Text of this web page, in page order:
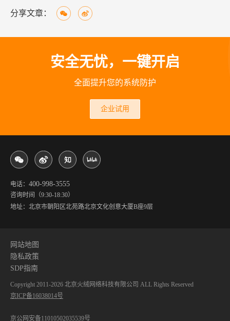
分享文章：
安全无忧，一键开启
全面提升您的系统防护
企业试用
电话： 400-998-3555
咨询时间（9:30-18:30）
地址：北京市朝阳区北苑路北京文化创意大厦B座9层
Copyright 2011-2026 北京火绒网络科技有限公司 ALL Rights Reserved
京ICP备16038014号
京公网安备11010502035539号
网站地图
隐私政策
SDP指南